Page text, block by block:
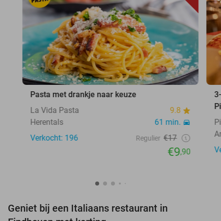
Pasta met drankje naar keuze
La Vida Pasta
9.8
Herentals
61 min.
Verkocht: 196
Regulier €17
€9,90
Geniet bij een Italiaans restaurant in